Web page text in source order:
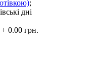
;
дні
+ 0.00 грн.